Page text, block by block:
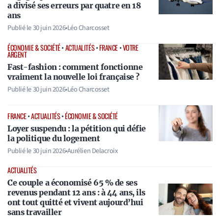
a divisé ses erreurs par quatre en 18
ans
Publié le30 juin 2026•Léo Charcosset
ÉCONOMIE & SOCIÉTÉ•ACTUALITÉS•FRANCE•VOTRE
ARGENT
Fast-fashion : comment fonctionne
vraiment la nouvelle loi française ?
Publié le30 juin 2026•Léo Charcosset
FRANCE•ACTUALITÉS•ÉCONOMIE & SOCIÉTÉ
Loyer suspendu : la pétition qui défie
la politique du logement
Publié le30 juin 2026•Aurélien Delacroix
ACTUALITÉS
Ce couple a économisé 65 % de ses
revenus pendant 12 ans : à 44 ans, ils
ont tout quitté et vivent aujourd’hui
sans travailler